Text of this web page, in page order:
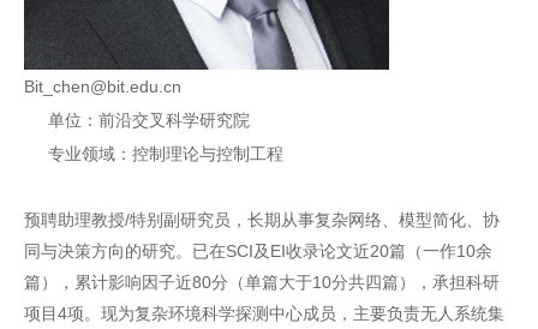
Bit_chen@bit.edu.cn
单位：前沿交叉科学研究院
专业领域：控制理论与控制工程
预聘助理教授/特别副研究员，长期从事复杂网络、模型简化、协
同与决策方向的研究。已在SCI及EI收录论文近20篇（一作10余
篇），累计影响因子近80分（单篇大于10分共四篇），承担科研
项目4项。现为复杂环境科学探测中心成员，主要负责无人系统集